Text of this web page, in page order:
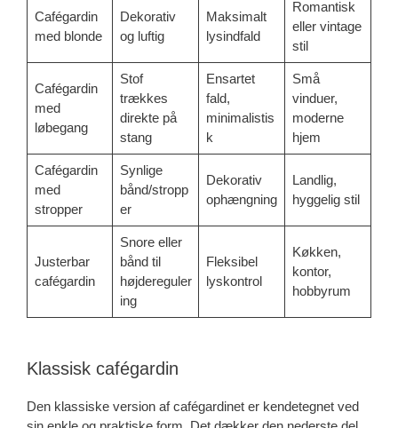
Cafégardin
med blonde
Dekorativ
og luftig
Maksimalt
lysindfald
Romantisk
eller vintage
stil
Cafégardin
med
løbegang
Stof
trækkes
direkte på
stang
Ensartet
fald,
minimalistis
k
Små
vinduer,
moderne
hjem
Cafégardin
med
stropper
Synlige
bånd/stropp
er
Dekorativ
ophængning
Landlig,
hyggelig stil
Justerbar
cafégardin
Snore eller
bånd til
højdereguler
ing
Fleksibel
lyskontrol
Køkken,
kontor,
hobbyrum
Klassisk cafégardin
Den klassiske version af cafégardinet er kendetegnet ved